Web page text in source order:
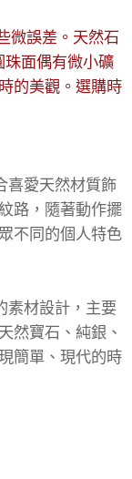
微誤差。天然石
珠面偶有微小礦
的美觀。選購時
喜愛天然材質飾
路，隨著動作擺
不同的個人特色
素材設計，主要
然寶石、純銀、
簡單、現代的時